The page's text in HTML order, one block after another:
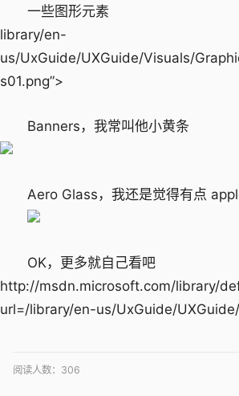
一些图形元素
library/en-
us/UxGuide/UXGuide/Visuals/
s01.png”>
Banners，我常叫他小黄条
Aero Glass，我还是觉得有点
OK，更多就自己看吧
http://msdn.microsoft.com/library/
url=/library/en-us/UxGuide/
阅读人数： 306